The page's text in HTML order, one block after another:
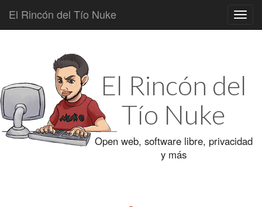
El Rincón del Tío Nuke
El Rincón del
Tío Nuke
Open web, software libre, privacidad
y más